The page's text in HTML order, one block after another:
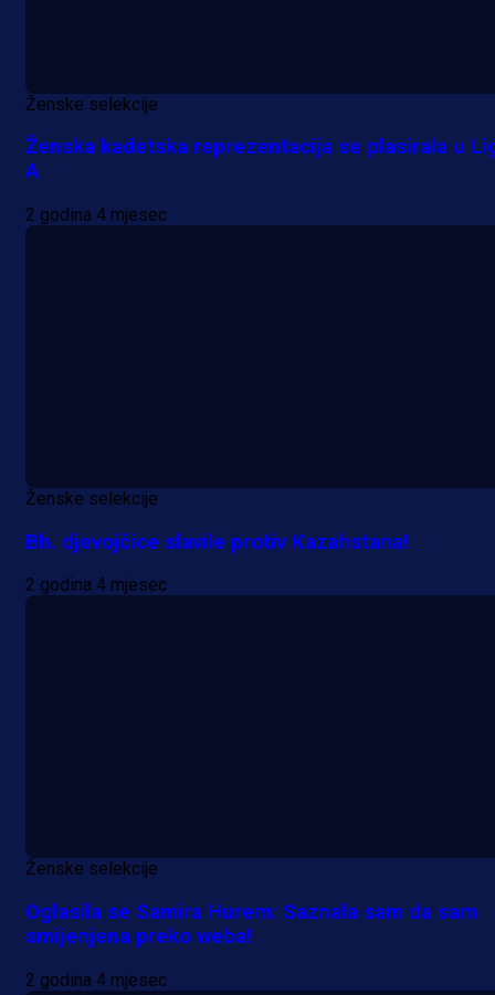
Ženske selekcije
Ženska kadetska reprezentacija se plasirala u
A
2 godina 4 mjesec
Ženske selekcije
Bh. djevojčice slavile protiv Kazahstana!
2 godina 4 mjesec
Ženske selekcije
Oglasila se Samira Hurem: Saznala sam da sam
smijenjena preko weba!
2 godina 4 mjesec